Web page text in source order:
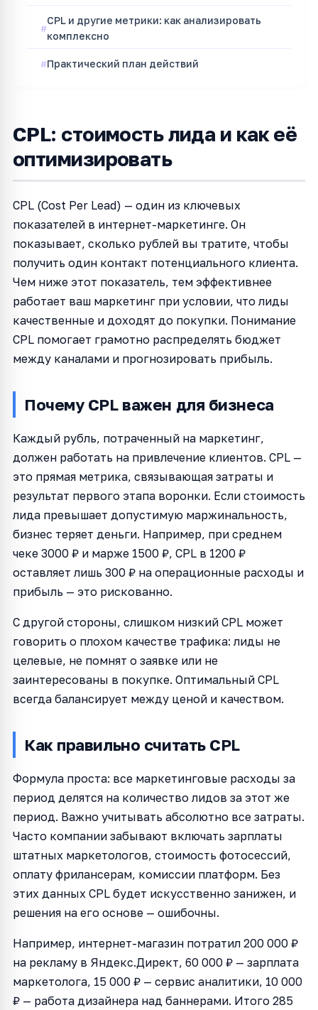
CPL и другие метрики: как анализировать
комплексно
Практический план действий
CPL: стоимость лида и как её
оптимизировать
CPL (Cost Per Lead) — один из ключевых
показателей в интернет-маркетинге. Он
показывает, сколько рублей вы тратите, чтобы
получить один контакт потенциального клиента.
Чем ниже этот показатель, тем эффективнее
работает ваш маркетинг при условии, что лиды
качественные и доходят до покупки. Понимание
CPL помогает грамотно распределять бюджет
между каналами и прогнозировать прибыль.
Почему CPL важен для бизнеса
Каждый рубль, потраченный на маркетинг,
должен работать на привлечение клиентов. CPL —
это прямая метрика, связывающая затраты и
результат первого этапа воронки. Если стоимость
лида превышает допустимую маржинальность,
бизнес теряет деньги. Например, при среднем
чеке 3000 ₽ и марже 1500 ₽, CPL в 1200 ₽
оставляет лишь 300 ₽ на операционные расходы и
прибыль — это рискованно.
С другой стороны, слишком низкий CPL может
говорить о плохом качестве трафика: лиды не
целевые, не помнят о заявке или не
заинтересованы в покупке. Оптимальный CPL
всегда балансирует между ценой и качеством.
Как правильно считать CPL
Формула проста: все маркетинговые расходы за
период делятся на количество лидов за этот же
период. Важно учитывать абсолютно все затраты.
Часто компании забывают включать зарплаты
штатных маркетологов, стоимость фотосессий,
оплату фрилансерам, комиссии платформ. Без
этих данных CPL будет искусственно занижен, и
решения на его основе — ошибочны.
Например, интернет-магазин потратил 200 000 ₽
на рекламу в Яндекс.Директ, 60 000 ₽ — зарплата
маркетолога, 15 000 ₽ — сервис аналитики, 10 000
₽ — работа дизайнера над баннерами. Итого 285